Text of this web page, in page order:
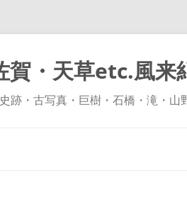
賀・天草etc.風来
跡・古写真・巨樹・石橋・滝・山